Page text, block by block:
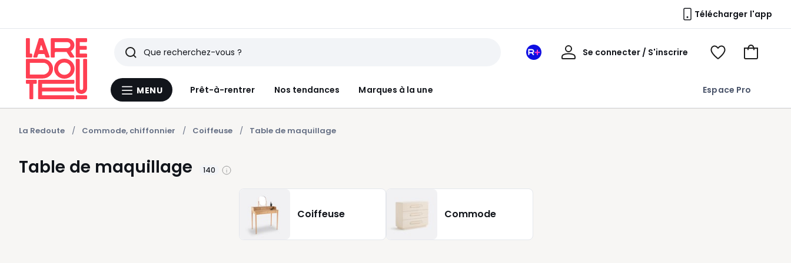
Télécharger l'app
Menu
MENU Prêt-à-rentrer Nos tendances Marques à la une Espace Pro
Rechercher
Derniers
articles
vus
Mon
Se connecter / S'inscrire
Mon
Voir
Voir
La Redoute Commode, chiffonnier Coiffeuse Table de maquillage
Table de maquillage 140
Coiffeuse Commode